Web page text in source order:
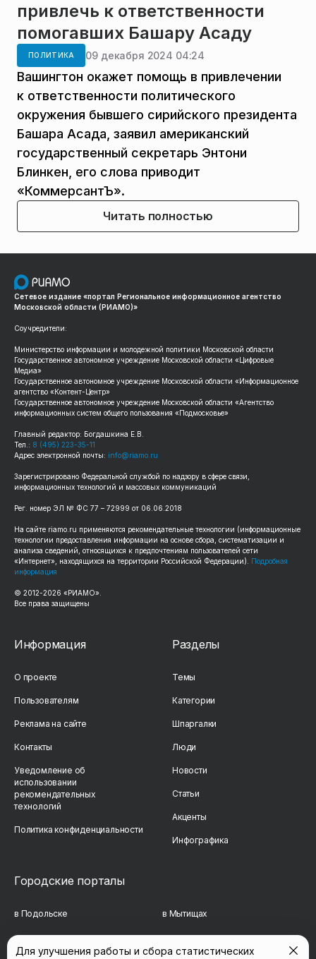
привлечь к ответственности
помогавших Башару Асаду
ПОЛИТИКА 09 декабря 2024 04:24
Вашингтон окажет помощь в привлечении
к ответственности политического
окружения бывшего сирийского президента
Башара Асада, заявил американский
государственный секретарь Энтони
Блинкен, его слова приводит
«КоммерсантЪ».
Читать полностью
Сетевое издание «портал Региональное информационное агентство
Московской области (РИАМО)»
Соучредители:
Министерство информации и молодежной политики Московской области
Государственное автономное учреждение Московской области «Цифровые
Медиа»
Государственное автономное учреждение Московской области «Информационное
агентство «Контент-Центр»
Государственное автономное учреждение Московской области «Агентство
информационных систем общего пользования «Подмосковье»
Главный редактор: Богдашкина Е.В.
Тел.: 8 (495) 223-35-11
Адрес электронной почты: info@riamo.ru
Зарегистрировано Федеральной службой по надзору в сфере связи,
информационных технологий и массовых коммуникаций
Рег. номер ЭЛ № ФС 77 – 72999 от 06.06.2018
На сайте riamo.ru применяются рекомендательные технологии (информационные
технологии предоставления информации на основе сбора, систематизации и
анализа сведений, относящихся к предпочтениям пользователей сети
«Интернет», находящихся на территории Российской Федерации). Подробная
информация
© 2012-2026 «РИАМО».
Все права защищены
Информация
О проекте
Пользователям
Реклама на сайте
Контакты
Уведомление об
использовании
рекомендательных
технологий
Политика конфиденциальности
Разделы
Темы
Категории
Шпаргалки
Люди
Новости
Статьи
Акценты
Инфографика
Городские порталы
в Подольске в Мытищах
Для улучшения работы и сбора статистических